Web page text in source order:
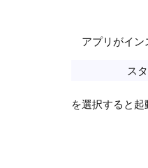
アプリがイン
スタートボ
を選択すると起